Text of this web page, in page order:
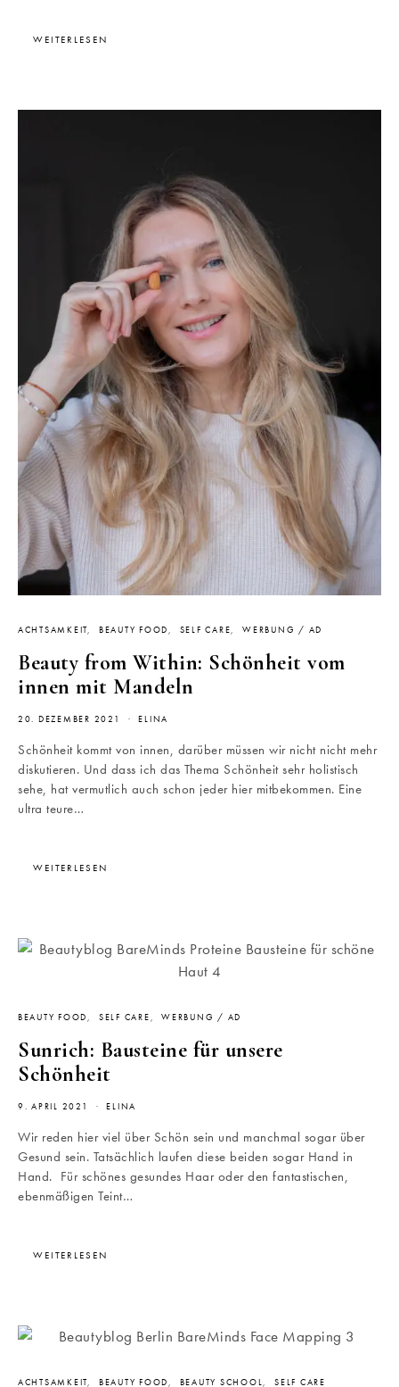
WEITERLESEN
ACHTSAMKEIT BEAUTY FOOD SELF CARE WERBUNG / AD
Beauty from Within: Schönheit vom
innen mit Mandeln
20. DEZEMBER 2021 ELINA
Schönheit kommt von innen, darüber müssen wir nicht nicht mehr
diskutieren. Und dass ich das Thema Schönheit sehr holistisch
sehe, hat vermutlich auch schon jeder hier mitbekommen. Eine
ultra teure…
WEITERLESEN
BEAUTY FOOD SELF CARE WERBUNG / AD
Sunrich: Bausteine für unsere
Schönheit
9. APRIL 2021 ELINA
Wir reden hier viel über Schön sein und manchmal sogar über
Gesund sein. Tatsächlich laufen diese beiden sogar Hand in
Hand. Für schönes gesundes Haar oder den fantastischen,
ebenmäßigen Teint…
WEITERLESEN
ACHTSAMKEIT BEAUTY FOOD BEAUTY SCHOOL SELF CARE